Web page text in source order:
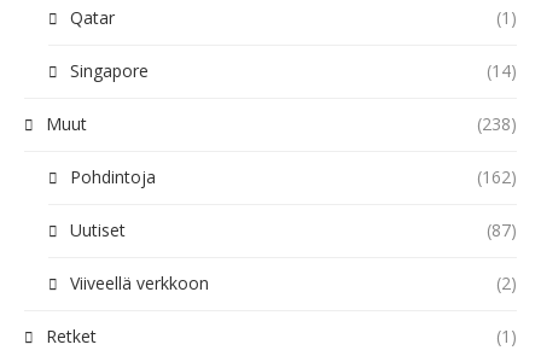
Qatar (1)
Singapore (14)
Muut (238)
Pohdintoja (162)
Uutiset (87)
Viiveellä verkkoon (2)
Retket (1)